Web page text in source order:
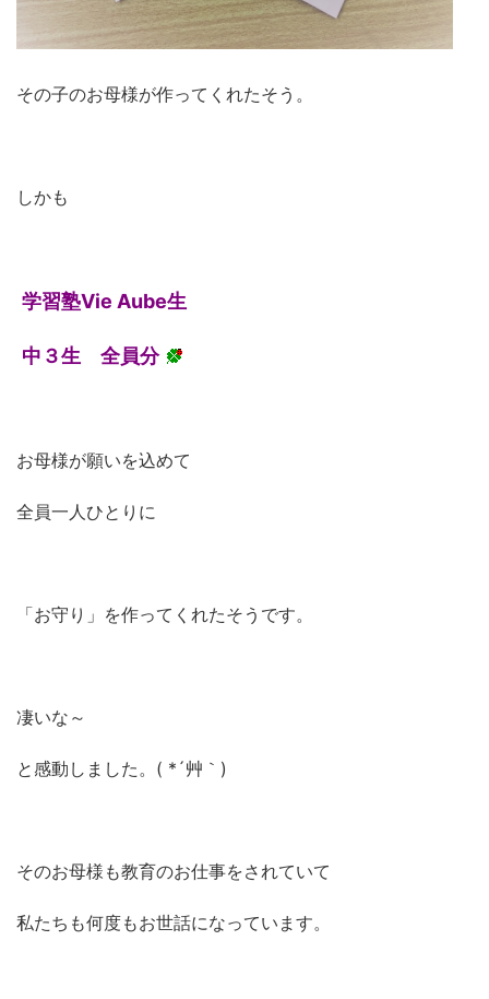
その子のお母様が作ってくれたそう。
しかも
学習塾Vie Aube生
中３生 全員分
お母様が願いを込めて
全員一人ひとりに
「お守り」を作ってくれたそうです。
凄いな～
と感動しました。( *´艸｀)
そのお母様も教育のお仕事をされていて
私たちも何度もお世話になっています。